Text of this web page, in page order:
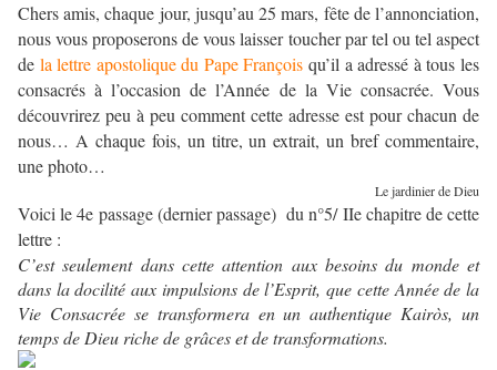
Chers amis, chaque jour, jusqu’au 25 mars, fête de l’annonciation,
nous vous proposerons de vous laisser toucher par tel ou tel aspect
de la lettre apostolique du Pape François qu’il a adressé à tous les
consacrés à l’occasion de l’Année de la Vie consacrée. Vous
découvrirez peu à peu comment cette adresse est pour chacun de
nous… A chaque fois, un titre, un extrait, un bref commentaire,
une photo…
Le jardinier de Dieu
Voici le 4e passage (dernier passage) du n°5/ IIe chapitre de cette
lettre :
C’est seulement dans cette attention aux besoins du monde et
dans la docilité aux impulsions de l’Esprit, que cette Année de la
Vie Consacrée se transformera en un authentique Kairòs, un
temps de Dieu riche de grâces et de transformations.